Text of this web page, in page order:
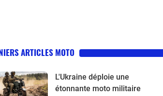
ARTICLES MOTO
L'Ukraine déploie une
étonnante moto militaire